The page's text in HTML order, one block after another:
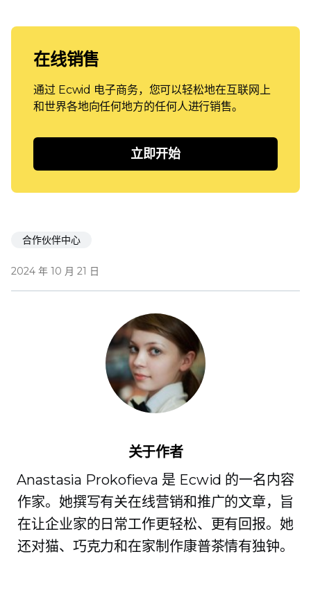
在线销售
通过 Ecwid 电子商务，您可以轻松地在互联网上
和世界各地向任何地方的任何人进行销售。
立即开始
合作伙伴中心
2024 年 10 月 21 日
关于作者
Anastasia Prokofieva 是 Ecwid 的一名内容
作家。她撰写有关在线营销和推广的文章，旨
在让企业家的日常工作更轻松、更有回报。她
还对猫、巧克力和在家制作康普茶情有独钟。